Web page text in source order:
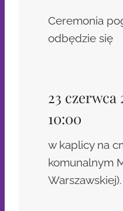
Ceremonia
odbędzie się
23 czerwca
10:00
w kaplicy na
komunalnym
Warszawskiej).